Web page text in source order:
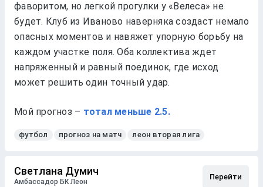
фаворитом, но легкой прогулки у «Велеса» не
будет. Клуб из Иваново наверняка создаст немало
опасных моментов и навяжет упорную борьбу на
каждом участке поля. Оба коллектива ждет
напряженный и равный поединок, где исход
может решить один точный удар.
Мой прогноз – тотал меньше 2.5.
футбол прогноз на матч леон вторая лига
Светлана Думич
Амбассадор БК Леон
Перейти